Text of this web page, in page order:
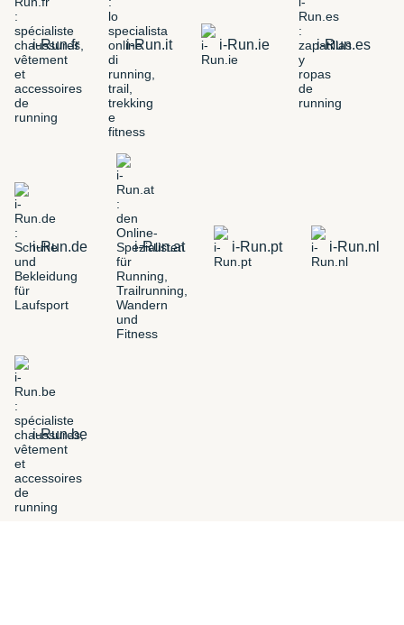
i-Run.fr i-Run.it i-Run.ie i-Run.es
i-Run.de i-Run.at i-Run.pt i-Run.nl
i-Run.be